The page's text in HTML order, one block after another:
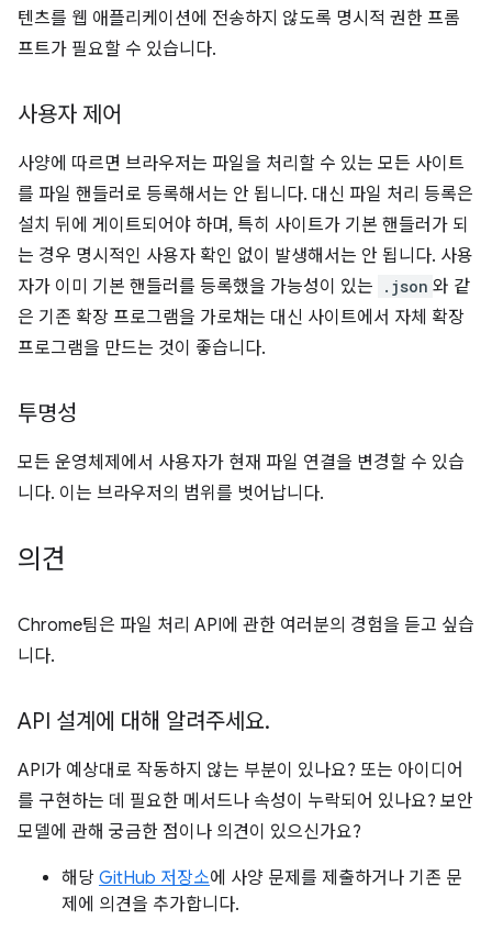
텐츠를 웹 애플리케이션에 전송하지 않도록 명시적 권한 프롬
프트가 필요할 수 있습니다.
사용자 제어
사양에 따르면 브라우저는 파일을 처리할 수 있는 모든 사이트
를 파일 핸들러로 등록해서는 안 됩니다. 대신 파일 처리 등록은
설치 뒤에 게이트되어야 하며, 특히 사이트가 기본 핸들러가 되
는 경우 명시적인 사용자 확인 없이 발생해서는 안 됩니다. 사용
자가 이미 기본 핸들러를 등록했을 가능성이 있는
.json 와 같
은 기존 확장 프로그램을 가로채는 대신 사이트에서 자체 확장
프로그램을 만드는 것이 좋습니다.
투명성
모든 운영체제에서 사용자가 현재 파일 연결을 변경할 수 있습
니다. 이는 브라우저의 범위를 벗어납니다.
의견
Chrome팀은 파일 처리 API에 관한 여러분의 경험을 듣고 싶습
니다.
API 설계에 대해 알려주세요.
API가 예상대로 작동하지 않는 부분이 있나요? 또는 아이디어
를 구현하는 데 필요한 메서드나 속성이 누락되어 있나요? 보안
모델에 관해 궁금한 점이나 의견이 있으신가요?
해당 GitHub 저장소에 사양 문제를 제출하거나 기존 문
제에 의견을 추가합니다.